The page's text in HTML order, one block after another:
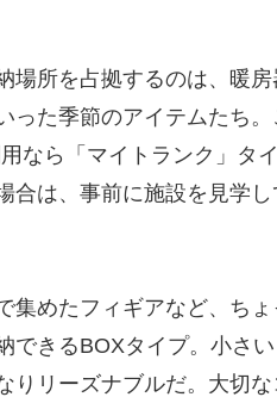
所を占拠するのは、暖房
った季節のアイテムたち。
なら「マイトランク」タ
合は、事前に施設を見学
めたフィギアなど、ち
できるBOXタイプ。小さ
りリーズナブルだ。大切